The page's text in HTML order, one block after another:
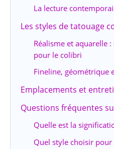
La lecture
Les styles de tatouage
Réalisme et aquarelle
pour le colibri
Fineline, géométrique
Emplacements et
Questions fréquentes
Quelle est la
Quel style choisir